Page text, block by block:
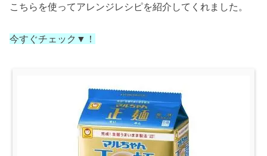
こちらを使ってアレンジレシピを紹介してくれました。
今すぐチェック▼！